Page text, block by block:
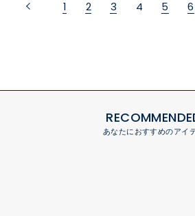
1 2 3 4 5 6
あなたにおすすめのアイ